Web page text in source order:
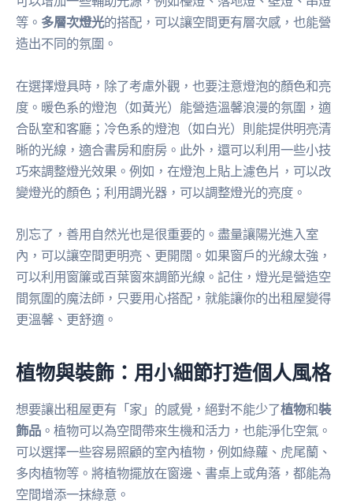
等。 多層次燈光的搭配，可以讓空間更有層次感，也能營
造出不同的氛圍。
在選擇燈具時，除了考慮外觀，也要注意燈泡的顏色和亮
度。暖色系的燈泡（如黃光）能營造溫馨浪漫的氛圍，適
合臥室和客廳；冷色系的燈泡（如白光）則能提供明亮清
晰的光線，適合書房和廚房。此外，還可以利用一些小技
巧來調整燈光效果。例如，在燈泡上貼上濾色片，可以改
變燈光的顏色；利用調光器，可以調整燈光的亮度。
別忘了，善用自然光也是很重要的。盡量讓陽光進入室
內，可以讓空間更明亮、更開闊。如果窗戶的光線太強，
可以利用窗簾或百葉窗來調節光線。記住，燈光是營造空
間氛圍的魔法師，只要用心搭配，就能讓你的出租屋變得
更溫馨、更舒適。
植物與裝飾：用小細節打造個人風格
想要讓出租屋更有「家」的感覺，絕對不能少了植物和裝
飾品 。植物可以為空間帶來生機和活力，也能淨化空氣。
可以選擇一些容易照顧的室內植物，例如綠蘿、虎尾蘭、
多肉植物等。將植物擺放在窗邊、書桌上或角落，都能為
空間增添一抹綠意。